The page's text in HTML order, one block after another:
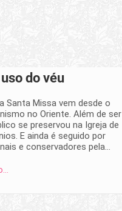
do véu
Santa Missa vem desde o
no Oriente. Além de ser
se preservou na Igreja de
E ainda é seguido por
e conservadores pela…